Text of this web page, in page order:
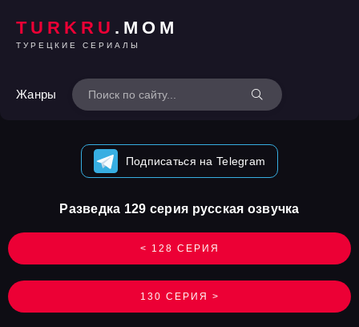
TURKRU .MOM
ТУРЕЦКИЕ СЕРИАЛЫ
Жанры
Подписаться на Telegram
< 128 СЕРИЯ
Разведка 129 серия русская озвучка
130 СЕРИЯ >